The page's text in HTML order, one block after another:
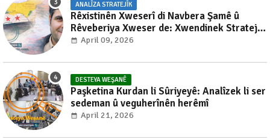
ANALÎZA STRATEJÎK
Rêxistinên Xweserî di Navbera Şamê û
Rêveberiya Xweser de: Xwendinek Stratejîk
li Ser Pêşeroja Pirsgirêka Kurdî li Sûriyê
April 09, 2026
DESTEYA WEŞANÊ
Paşketina Kurdan li Sûriyeyê: Analîzek li ser
sedeman û veguherînên herêmî
April 21, 2026